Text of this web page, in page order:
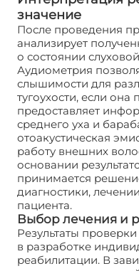
значение
После проведения
анализирует
о состоянии
Аудиометрия
слышимости для
тугоухости, если она
предоставляет
среднего уха и
отоакустическая
работу внешних
основании
принимается
диагностики,
пациента.
Выбор лечения и
Результаты
в разработке
реабилитации. В